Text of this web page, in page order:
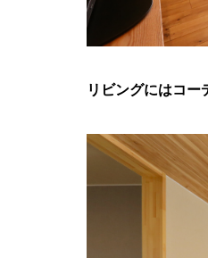
リビングにはコー